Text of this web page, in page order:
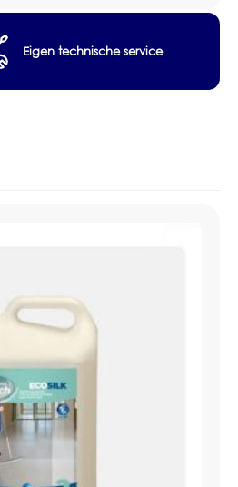
oppervlakken
Eigen technische service